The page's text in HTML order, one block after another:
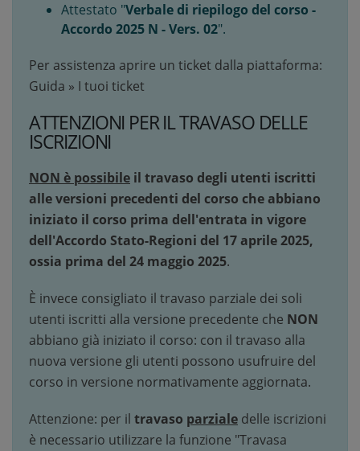
Attestato "Verbale di riepilogo del corso -
Accordo 2025 N - Vers. 02".
Per assistenza aprire un ticket dalla piattaforma:
Guida » I tuoi ticket
ATTENZIONI PER IL TRAVASO DELLE
ISCRIZIONI
NON è possibile il travaso degli utenti iscritti
alle versioni precedenti del corso che abbiano
iniziato il corso prima dell'entrata in vigore
dell'Accordo Stato-Regioni del 17 aprile 2025,
ossia prima del 24 maggio 2025.
È invece consigliato il travaso parziale dei soli
utenti iscritti alla versione precedente che NON
abbiano già iniziato il corso: con il travaso alla
nuova versione gli utenti possono usufruire del
corso in versione normativamente aggiornata.
Attenzione: per il travaso parziale delle iscrizioni
è necessario utilizzare la funzione "Travasa